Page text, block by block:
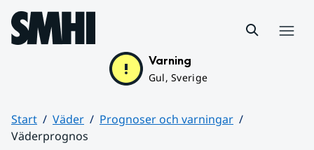
Hoppa till sidans innehåll
Varning
Gul, Sverige
Start Väder
Prognoser och varningar
Väderprognos